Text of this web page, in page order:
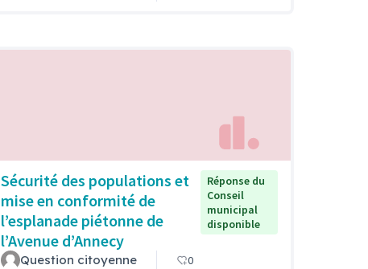
Sécurité des populations et
mise en conformité de
l’esplanade piétonne de
l’Avenue d’Annecy
Réponse du
Conseil
municipal
disponible
Question citoyenne 0